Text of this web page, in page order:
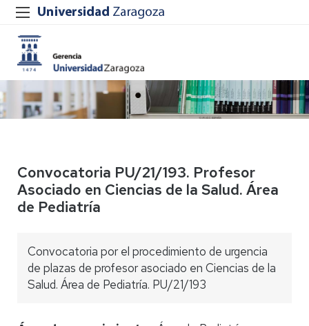
Convocatoria PU/21/193. Profesor
Asociado en Ciencias de la Salud. Área
de Pediatría
Convocatoria por el procedimiento de urgencia
de plazas de profesor asociado en Ciencias de la
Salud. Área de Pediatría. PU/21/193